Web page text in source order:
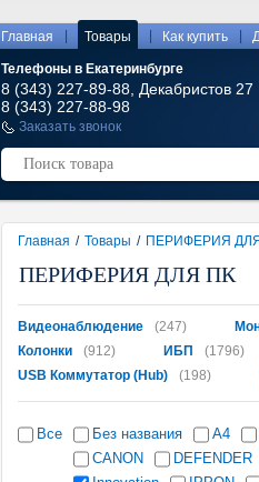
Главная Товары Как купить
Телефоны в Екатеринбурге
8 (343) 227-89-88, Декабристов 27
8 (343) 227-88-98
Заказать звонок
Главная / Товары / ПЕРИФЕРИЯ
ПЕРИФЕРИЯ ДЛЯ ПК
Видеонаблюдение (247)
Колонки
(912) ИБП (1796)
USB Коммутатор (Hub)
(198)
Все Без названия A4
CANON
DEFENDER